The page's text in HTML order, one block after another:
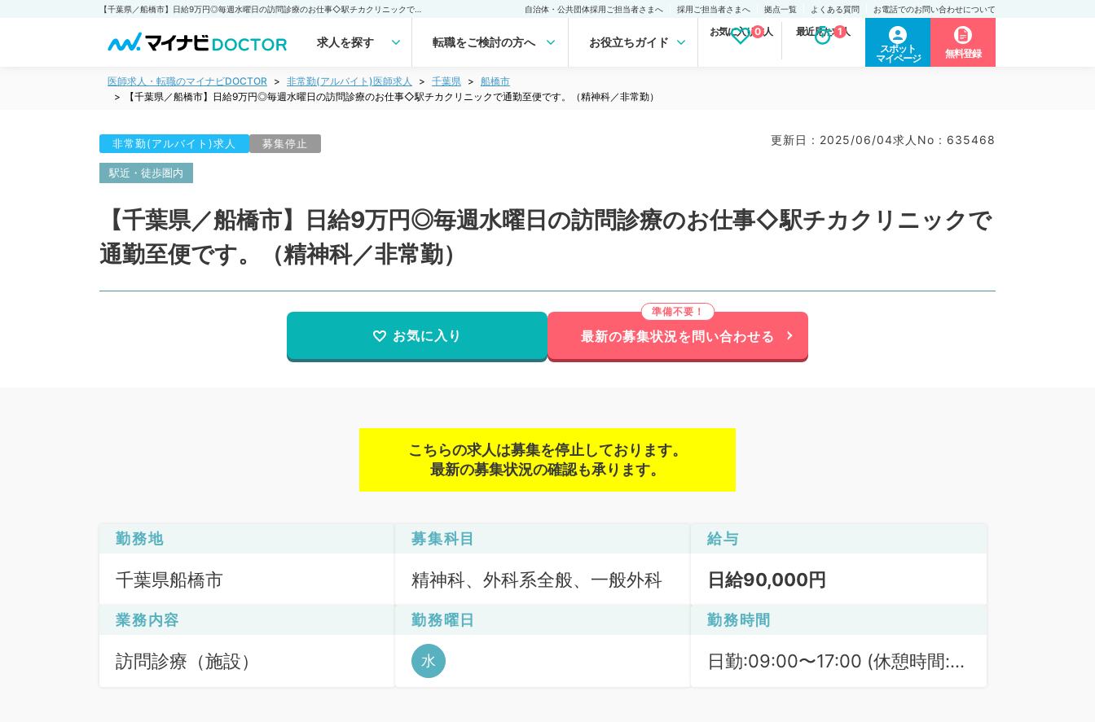
自治体・公共団体採用ご担当者さまへ 採用ご担当者さまへ 拠点一覧 よくある質問 お電話でのお問い合わせについて
求人を探す 転職をご検討の方へ お役立ちガイド
お気に入り求人
0 最近見た求人
1
スポット
マイページ
無料登録
医師求人・転職のマイナビDOCTOR 非常勤(アルバイト)医師求人 千葉県
船橋市
【千葉県／船橋市】日給9万円◎毎週水曜日の訪問診療のお仕事◇駅チカクリニックで通勤至便です。（精神科／非常勤）
非常勤(アルバイト)求人 募集停止 更新日 : 2025/06/04求人No : 635468
駅近・徒歩圏内
【千葉県／船橋市】日給9万円◎毎週水曜日の訪問診療のお仕事◇駅チカクリニックで
通勤至便です。（精神科／非常勤）
お気に入り 最新の募集状況を問い合わせる
こちらの求人は募集を停止しております。
最新の募集状況の確認も承ります。
勤務地
千葉県船橋市
募集科目
精神科、外科系全般、一般外科
給与
日給90,000円
業務内容
訪問診療（施設）
勤務曜日
水
勤務時間
日勤:09:00〜17:00 (休憩時間: